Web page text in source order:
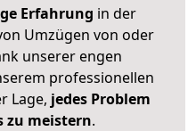
Erfahrung in der
Umzügen von oder
unserer engen
professionellen
Lage, jedes Problem
zu meistern.